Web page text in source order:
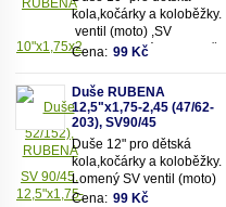
kola,kočárky a koloběžky.
ventil (moto) ,SV
90/90.Vhodná pro rozměry
52/152mm)
Cena: 99 Kč
Duše RUBENA
12,5"x1,75-2,45 (47/62-
203), SV90/45
Duše 12" pro dětská
kola,kočárky a koloběžky.
Lomený SV ventil (moto)
90/45. Vhodná pro rozměry
Cena: 99 Kč